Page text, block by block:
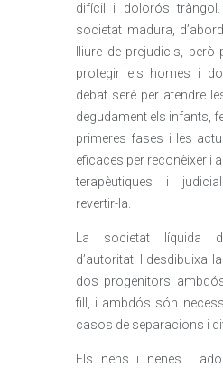
difícil i dolorós
societat madura,
lliure de prejudicis,
protegir els homes i
debat serè per atendre
degudament els infants,
primeres fases i les
eficaces per reconèixer i
terapèutiques i
revertir-la.
La societat líquida
d’autoritat. I desdibuixa
dos progenitors
fill, i ambdós són
casos de separacions i
Els nens i nenes i